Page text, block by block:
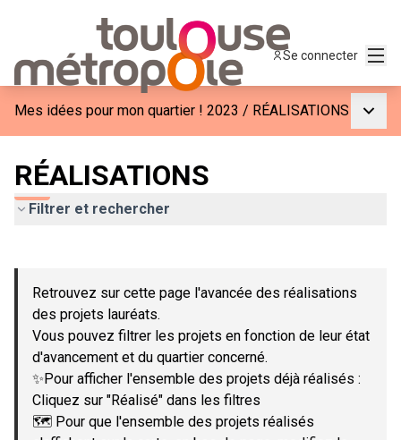
Se connecter
Mes idées pour mon quartier ! 2023 / RÉALISATIONS
RÉALISATIONS
Filtrer et rechercher
−
Retrouvez sur cette page l'avancée des réalisations
des projets lauréats.
Vous pouvez filtrer les projets en fonction de leur état
d'avancement et du quartier concerné.
✨Pour afficher l'ensemble des projets déjà réalisés :
Cliquez sur "Réalisé" dans les filtres
🗺️ Pour que l'ensemble des projets réalisés